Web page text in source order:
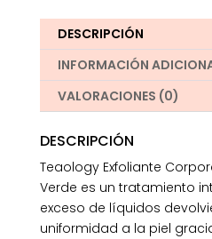
DESCRIPCIÓN
INFORMACIÓN
VALORACIONES (0)
DESCRIPCIÓN
Teaology Exfoliante
Verde es un tratamiento
exceso de líquidos
uniformidad a la piel